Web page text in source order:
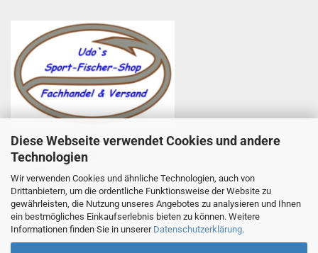
Diese Webseite verwendet Cookies und andere
Technologien
Wir verwenden Cookies und ähnliche Technologien, auch von
Drittanbietern, um die ordentliche Funktionsweise der Website zu
gewährleisten, die Nutzung unseres Angebotes zu analysieren und Ihnen
ein bestmögliches Einkaufserlebnis bieten zu können. Weitere
Informationen finden Sie in unserer Datenschutzerklärung.
Udo Totzauer
Udo`s Sport-Fischer-Shop
97753 Karlstadt
Telefon +49 9353 985440
E-Mail
info@angelsport-direkt.de